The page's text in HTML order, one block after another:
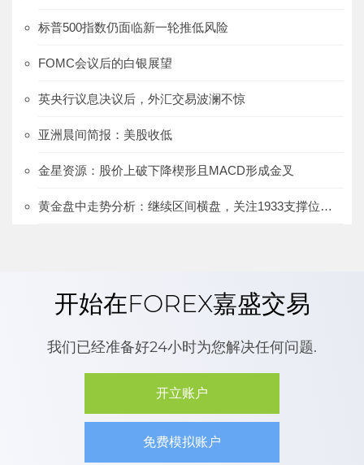
标普500指数仍面临新一轮推低风险
FOMC会议后的白银展望
英央行议息决议后，外汇交易波澜不惊
亚洲晨间简报：美股收低
金星资源：股价上破下降楔形且MACD形成金叉
黄金盘中走势分析：继续区间横盘，关注1933支撑位的得失
开始在FOREX嘉盛交易
我们已经准备好24小时为您解决任何问题.
开立账户
免费模拟账户